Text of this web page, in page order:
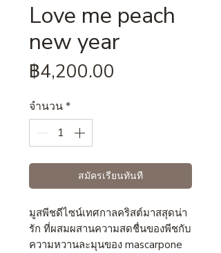
Love me peach
new year
฿4,200.00
จำนวน*
สมัครเรียนทันที
มูสพีชดีไซน์เทศกาลคริสต์มาสสุดน่า
รัก ที่ผสมผสานความสดชื่นของพีชกับ
ความหวานละมุนของ mascarpone